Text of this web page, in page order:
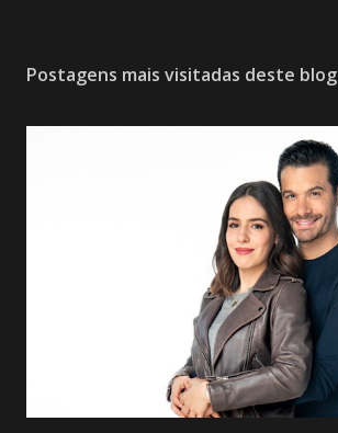
Postagens mais visitadas deste blog